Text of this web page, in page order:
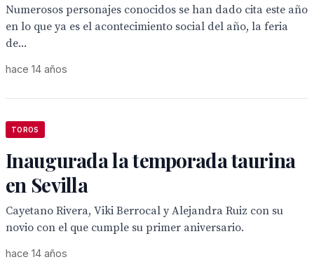
Numerosos personajes conocidos se han dado cita este año
en lo que ya es el acontecimiento social del año, la feria
de...
hace 14 años
TOROS
Inaugurada la temporada taurina
en Sevilla
Cayetano Rivera, Viki Berrocal y Alejandra Ruiz con su
novio con el que cumple su primer aniversario.
hace 14 años